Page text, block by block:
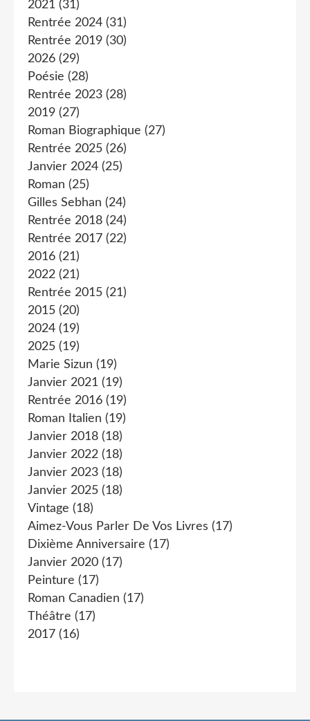
2021 (31)
Rentrée 2024 (31)
Rentrée 2019 (30)
2026 (29)
Poésie (28)
Rentrée 2023 (28)
2019 (27)
Roman Biographique (27)
Rentrée 2025 (26)
Janvier 2024 (25)
Roman (25)
Gilles Sebhan (24)
Rentrée 2018 (24)
Rentrée 2017 (22)
2016 (21)
2022 (21)
Rentrée 2015 (21)
2015 (20)
2024 (19)
2025 (19)
Marie Sizun (19)
Janvier 2021 (19)
Rentrée 2016 (19)
Roman Italien (19)
Janvier 2018 (18)
Janvier 2022 (18)
Janvier 2023 (18)
Janvier 2025 (18)
Vintage (18)
Aimez-Vous Parler De Vos Livres (17)
Dixième Anniversaire (17)
Janvier 2020 (17)
Peinture (17)
Roman Canadien (17)
Théâtre (17)
2017 (16)